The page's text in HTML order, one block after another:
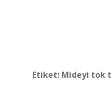
Etiket: Mideyi tok